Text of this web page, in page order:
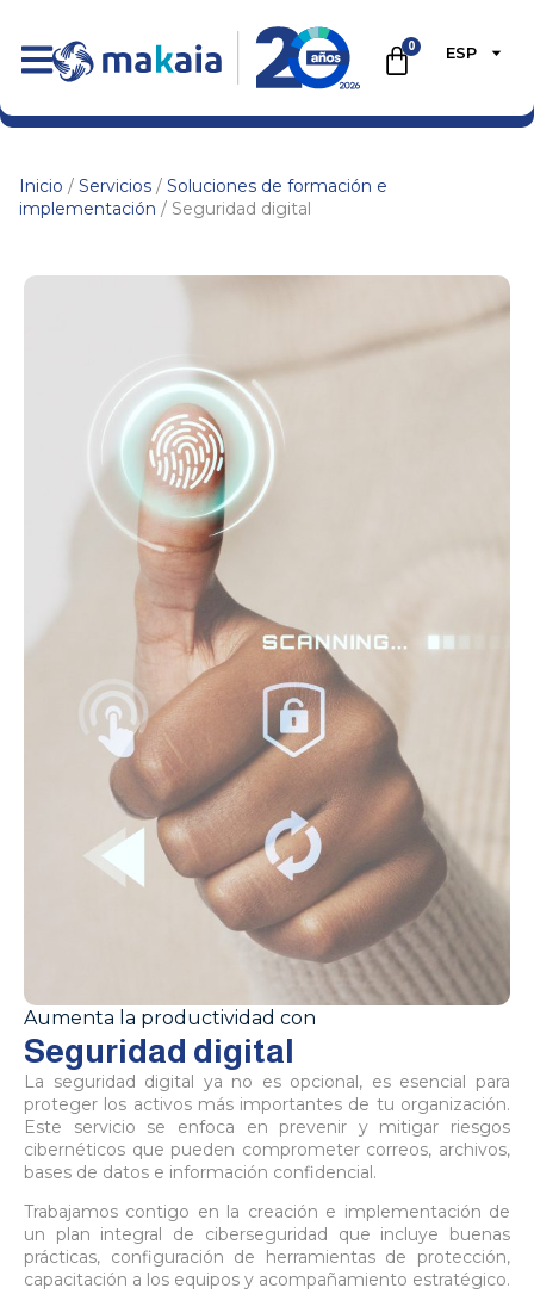
0 ESP
Inicio / Servicios / Soluciones de formación e
implementación / Seguridad digital
Aumenta la productividad con
Seguridad digital
La seguridad digital ya no es opcional, es esencial para
proteger los activos más importantes de tu organización.
Este servicio se enfoca en prevenir y mitigar riesgos
cibernéticos que pueden comprometer correos, archivos,
bases de datos e información confidencial.
Trabajamos contigo en la creación e implementación de
un plan integral de ciberseguridad que incluye buenas
prácticas, configuración de herramientas de protección,
capacitación a los equipos y acompañamiento estratégico.